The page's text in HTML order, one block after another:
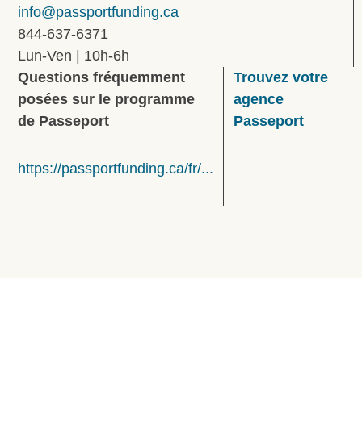
info@passportfunding.ca
844-637-6371
Lun-Ven | 10h-6h
Questions fréquemment
posées sur le programme
de Passeport
https://passportfunding.ca/fr/...
Trouvez votre
agence
Passeport